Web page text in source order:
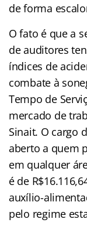
de forma
O fato é que a
de auditores
índices de
combate à
Tempo de
mercado de
Sinait. O cargo
aberto a quem
em qualquer
é de
auxílio-
pelo regime